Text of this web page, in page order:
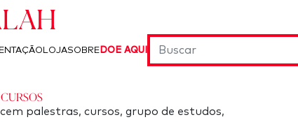
LOJASOBRE DOE AQUI
palestras, cursos, grupo de estudos,